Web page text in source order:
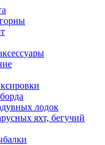
лодок
яхт, бегучий